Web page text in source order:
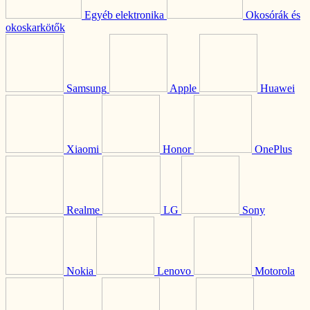
Egyéb elektronika
Okosórák és
okoskarkötők
Samsung Apple Huawei
Xiaomi Honor OnePlus
Realme LG Sony
Nokia Lenovo Motorola